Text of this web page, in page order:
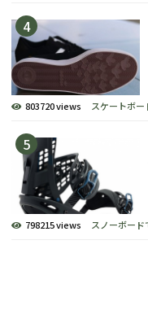
803720 views スケートボ
798215 views スノーボー